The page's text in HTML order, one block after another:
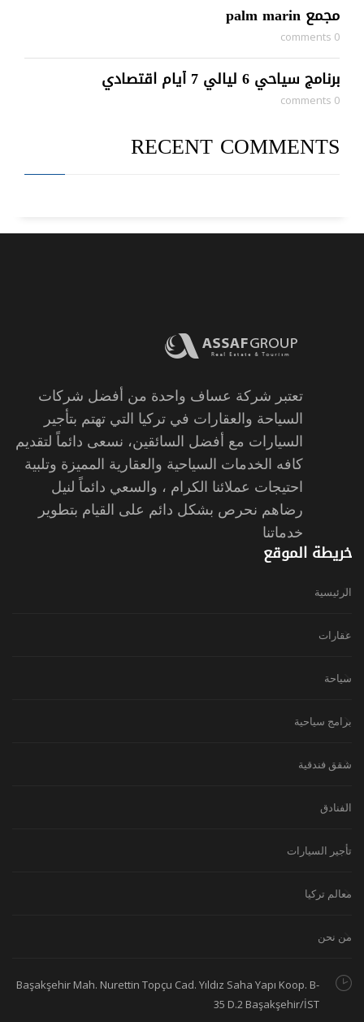
مجمع palm marin
0 comments
برنامج سياحي 6 ليالي 7 أيام اقتصادي
0 comments
RECENT COMMENTS
تعتبر شركة عساف واحدة من أفضل شركات
السياحة والعقارات في تركيا التي تهتم بتأجير
السيارات مع أفضل السائقين، نسعى دائماً لتقديم
كافه الخدمات السياحية والعقارية المميزة وتلبية
احتيجات عملائنا الكرام ، والسعي دائماً لنيل
رضاهم نحرص بشكل دائم على القيام بتطوير
خدماتنا
خريطة الموقع
الرئيسية
عقارات
سياحة
برامج سياحية
شقق فندقية
الفنادق
تأجير السيارات
معالم تركيا
من نحن
Başakşehir Mah. Nurettin Topçu Cad. Yıldız Saha Yapı Koop. B-
35 D.2 Başakşehir/İST